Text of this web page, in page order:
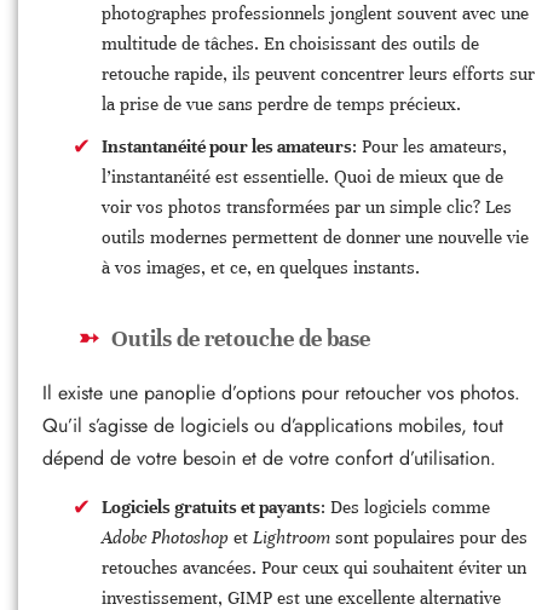
photographes professionnels jonglent souvent avec une
multitude de tâches. En choisissant des outils de
retouche rapide, ils peuvent concentrer leurs efforts sur
la prise de vue sans perdre de temps précieux.
Instantanéité pour les amateurs: Pour les amateurs,
l’instantanéité est essentielle. Quoi de mieux que de
voir vos photos transformées par un simple clic? Les
outils modernes permettent de donner une nouvelle vie
à vos images, et ce, en quelques instants.
Outils de retouche de base
Il existe une panoplie d’options pour retoucher vos photos.
Qu’il s’agisse de logiciels ou d’applications mobiles, tout
dépend de votre besoin et de votre confort d’utilisation.
Logiciels gratuits et payants: Des logiciels comme
Adobe Photoshop et Lightroom sont populaires pour des
retouches avancées. Pour ceux qui souhaitent éviter un
investissement, GIMP est une excellente alternative